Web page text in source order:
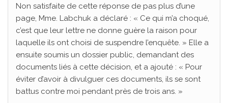
Non satisfaite de cette réponse de pas plus d’une
page, Mme. Labchuk a déclaré : « Ce qui m’a choqué,
c’est que leur lettre ne donne guère la raison pour
laquelle ils ont choisi de suspendre l’enquête. » Elle a
ensuite soumis un dossier public, demandant des
documents liés à cette décision, et a ajouté : « Pour
éviter d’avoir à divulguer ces documents, ils se sont
battus contre moi pendant près de trois ans. »